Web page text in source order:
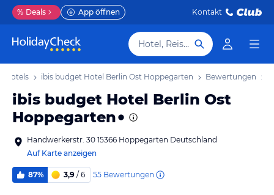
% Deals App öffnen Kontakt
Hotel, Reiseziel
Hotels ibis budget Hotel Berlin Ost Hoppegarten Bewertungen
ibis budget Hotel Berlin Ost
Hoppegarten
Handwerkerstr. 30 15366 Hoppegarten Deutschland
Auf Karte anzeigen
87% 3,9 / 6 55 Bewertungen